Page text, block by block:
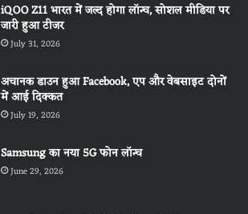
iQOO Z11 भारत में जल्द होगा लॉन्च, सोशल मीडिया पर
जारी हुआ टीजर
July 31, 2026
अचानक डाउन हुआ Facebook, एप और वेबसाइट दोनों
में आई दिक्कत
July 19, 2026
Samsung का नया 5G फोन लॉन्च
June 29, 2026